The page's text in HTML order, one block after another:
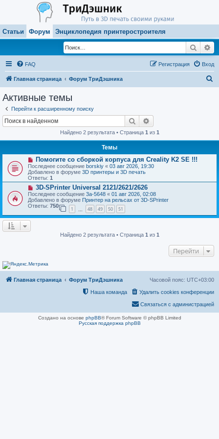
Статьи Форум Энциклопедия принтеростроителя
Поиск
FAQ Вход
Регистрация
Главная страница Форум ТриДэшника
Активные темы
Перейти к расширенному поиску
Поиск
Найдено 2 результата • Страница 1 из 1
Темы
Н
о
в
о
е
с
о
о
б
е
Помогите со сборкой корпуса для Creality K2 SE !!!
Последнее сообщение borskiy « 03 авг 2026, 19:30
Добавлено в форуме 3D принтеры и 3D печать
Ответы: 1
Н
о
в
о
е
с
е
3D-SPrinter Universal 2121/2621/2626
Последнее сообщение 3a-5648 « 01 авг 2026, 02:08
Добавлено в форуме Принтер на рельсах от 3D-SPrinter
Ответы: 750
1 48 49 50 51
Найдено 2 результата • Страница 1 из 1
Перейти
Главная страница Форум ТриДэшника Часовой пояс: UTC+03:00
Удалить cookies конференции
Наша команда
Связаться с администрацией
Создано на основе phpBB® Forum Software © phpBB Limited
Русская поддержка phpBB